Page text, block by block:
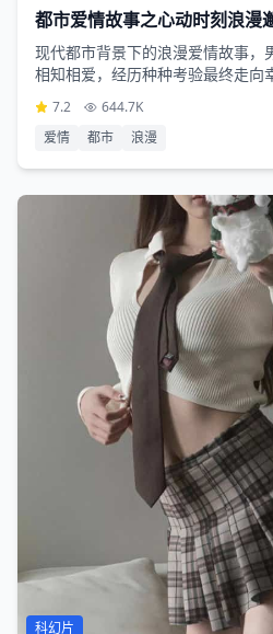
都市爱情故事之心动时刻浪漫
现代都市背景下的浪漫爱情故事，
相知相爱，经历种种考验最终走向
7.2 644.7K
爱情
都市 浪漫
科幻片